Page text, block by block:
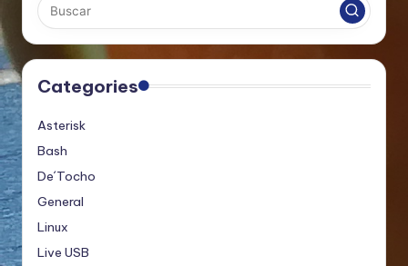
Categories
Asterisk
Bash
De´Tocho
General
Linux
Live USB